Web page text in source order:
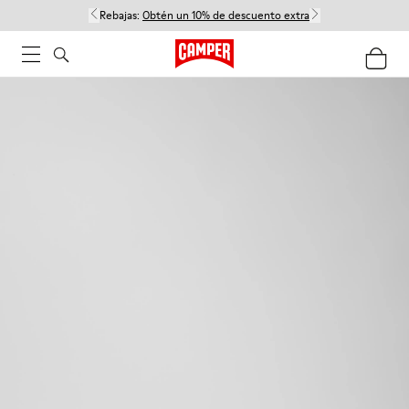
Rebajas: Obtén un 10% de descuento extra